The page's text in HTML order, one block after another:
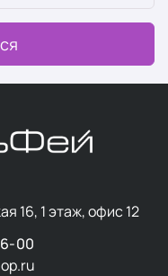
16, 1 этаж, офис 12
00